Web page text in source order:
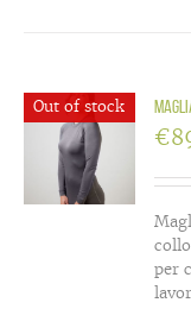
Out of stock
€
per